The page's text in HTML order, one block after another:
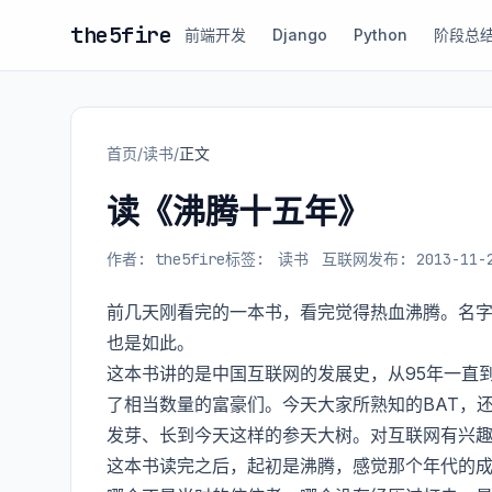
the5fire 前端开发 Django Python 阶段总
首页/读书/正文
读《沸腾十五年》
作者: the5fire标签: 读书 互联网发布: 2013-11-
前几天刚看完的一本书，看完觉得热血沸腾。名
也是如此。
这本书讲的是中国互联网的发展史，从95年一
了相当数量的富豪们。今天大家所熟知的BAT，
发芽、长到今天这样的参天大树。对互联网有兴
这本书读完之后，起初是沸腾，感觉那个年代的